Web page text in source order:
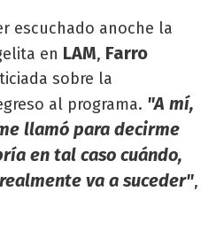
escuchado anoche la
en LAM, Farro
sobre la
al programa. "A mí,
llamó para decirme
en tal caso cuándo,
va a suceder",